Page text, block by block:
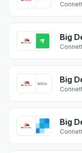
Big
Big
Big